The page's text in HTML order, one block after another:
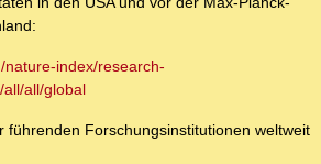
nature-index/research-
all/global
führenden Forschungsinstitutionen weltweit